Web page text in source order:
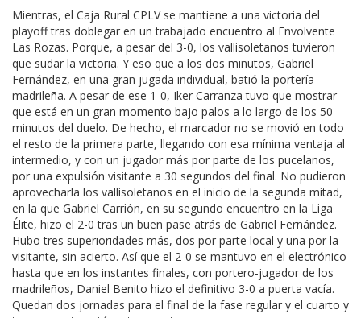
Mientras, el Caja Rural CPLV se mantiene a una victoria del
playoff tras doblegar en un trabajado encuentro al Envolvente
Las Rozas. Porque, a pesar del 3-0, los vallisoletanos tuvieron
que sudar la victoria. Y eso que a los dos minutos, Gabriel
Fernández, en una gran jugada individual, batió la portería
madrileña. A pesar de ese 1-0, Iker Carranza tuvo que mostrar
que está en un gran momento bajo palos a lo largo de los 50
minutos del duelo. De hecho, el marcador no se movió en todo
el resto de la primera parte, llegando con esa mínima ventaja al
intermedio, y con un jugador más por parte de los pucelanos,
por una expulsión visitante a 30 segundos del final. No pudieron
aprovecharla los vallisoletanos en el inicio de la segunda mitad,
en la que Gabriel Carrión, en su segundo encuentro en la Liga
Élite, hizo el 2-0 tras un buen pase atrás de Gabriel Fernández.
Hubo tres superioridades más, dos por parte local y una por la
visitante, sin acierto. Así que el 2-0 se mantuvo en el electrónico
hasta que en los instantes finales, con portero-jugador de los
madrileños, Daniel Benito hizo el definitivo 3-0 a puerta vacía.
Quedan dos jornadas para el final de la fase regular y el cuarto y